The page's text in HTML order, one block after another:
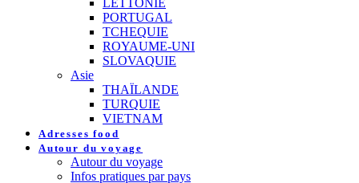
LETTONIE
PORTUGAL
TCHEQUIE
ROYAUME-UNI
SLOVAQUIE
Asie
THAÏLANDE
TURQUIE
VIETNAM
Adresses food
Autour du voyage
Autour du voyage
Infos pratiques par pays